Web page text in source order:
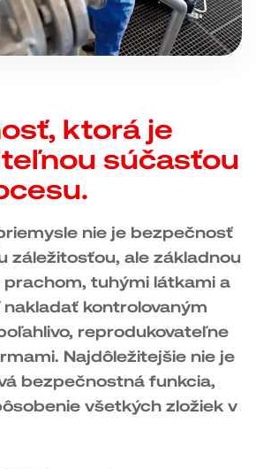
ktorá je
súčasťou
nie je bezpečnosť
záležitosťou, ale základnou
prachom, tuhými látkami a
nakladať kontrolovaným
reprodukovateľne
Najdôležitejšie nie je
bezpečnostná funkcia,
všetkých zložiek v